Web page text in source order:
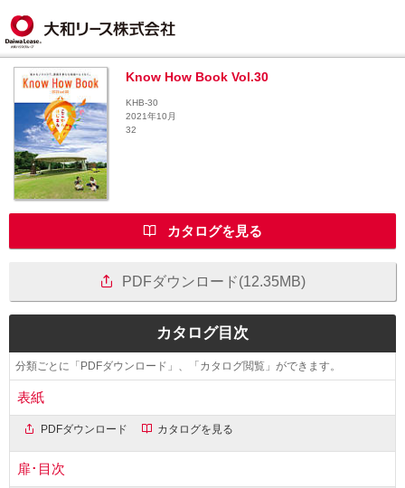
Know How Book Vol.30
KHB-30
2021年10月
32
カタログを見る
PDFダウンロード(12.35MB)
カタログ目次
分類ごとに「PDFダウンロード」、「カタログ閲覧」ができます。
表紙
PDFダウンロード カタログを見る
扉･目次